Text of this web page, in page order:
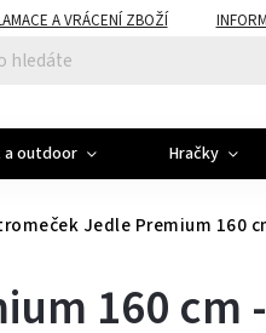
A VRÁCENÍ ZBOŽÍ
outdoor Hračky
Jedle Premium 160
160 cm -